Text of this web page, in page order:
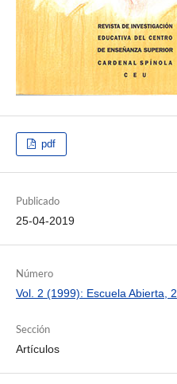
pdf
Publicado
25-04-2019
Número
Vol. 2 (1999): Escuela Abierta, 2
Sección
Artículos